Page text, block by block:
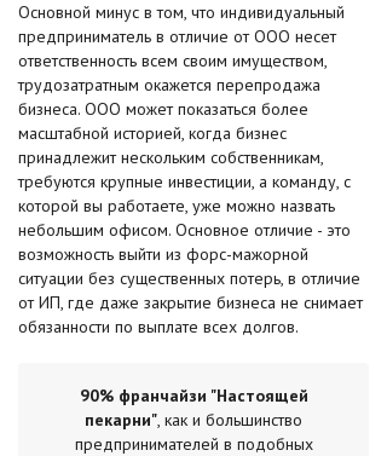
Основной минус в том, что индивидуальный
предприниматель в отличие от ООО несет
ответственность всем своим имуществом,
трудозатратным окажется перепродажа
бизнеса. ООО может показаться более
масштабной историей, когда бизнес
принадлежит нескольким собственникам,
требуются крупные инвестиции, а команду, с
которой вы работаете, уже можно назвать
небольшим офисом. Основное отличие - это
возможность выйти из форс-мажорной
ситуации без существенных потерь, в отличие
от ИП, где даже закрытие бизнеса не снимает
обязанности по выплате всех долгов.
90% франчайзи "Настоящей
пекарни", как и большинство
предпринимателей в подобных